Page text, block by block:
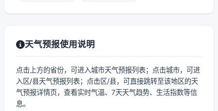
天气预报使用说明
点击上方的省份，可进入城市天气预报列表；点击城市，可进
入区/县天气预报列表；点击区/县，可直接跳转至该地区的天
气预报详情页，查看实时气温、7天天气趋势、生活指数等信
息。